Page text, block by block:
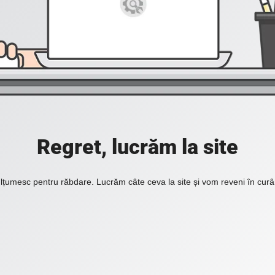
Regret, lucrăm la site
pentru răbdare. Lucrăm câte ceva la site și vom reveni în